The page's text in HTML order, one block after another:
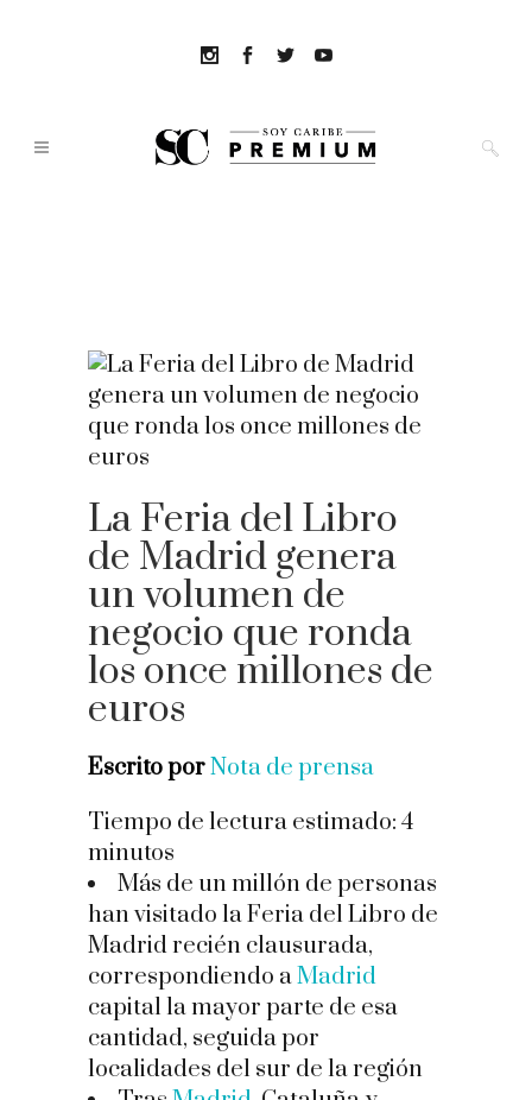
La Feria del Libro
de Madrid genera
un volumen de
negocio que ronda
los once millones de
euros
Escrito porNota de prensa
Tiempo de lectura estimado: 4
minutos
Más de un millón de personas
han visitado la Feria del Libro de
Madrid recién clausurada,
correspondiendo aMadrid
capital la mayor parte de esa
cantidad, seguida por
localidades del sur de la región